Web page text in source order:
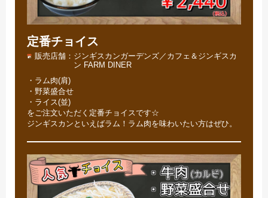
定番チョイス
販売店舗
ジンギスカンガーデンズ／カフェ＆ジンギスカ
ン FARM DINER
・ラム肉(肩)
・野菜盛合せ
・ライス(並)
をご注文いただく定番チョイスです☆
ジンギスカンといえばラム！ラム肉を味わいたい方はぜひ。